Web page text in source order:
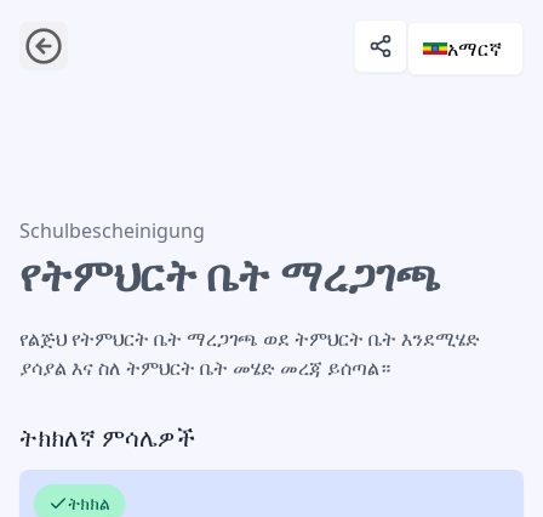
አማርኛ
የትምህርት ቤት ማረጋገጫ
Schulbescheinigung
የትምህርት ቤት ማረጋገጫ
የልጅህ የትምህርት ቤት ማረጋገጫ ወደ ትምህርት ቤት እንደሚሄድ
ያሳያል እና ስለ ትምህርት ቤት መሄድ መረጃ ይሰጣል።
ትክክለኛ ምሳሌዎች
ትክክል